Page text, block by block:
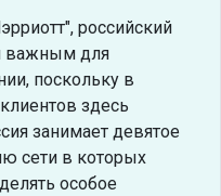
российский
важным для
поскольку в
здесь
занимает девятое
сети в которых
особое